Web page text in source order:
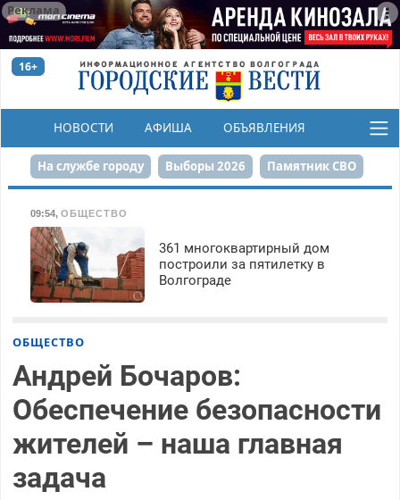
Реклама
16+
НОВОСТИ АФИША ОБЪЯВЛЕНИЯ
КОНКУРСЫ
На службе городу Выборы 2026 Памятник СВО
Набережная День Победы Реконструкция ЦПКиО
80-летие Победы Парк Героев-летчиков
09:54, ОБЩЕСТВО
361 многоквартирный дом
построили за пятилетку в
Волгограде
ОБЩЕСТВО
Андрей Бочаров:
Обеспечение безопасности
жителей – наша главная
задача